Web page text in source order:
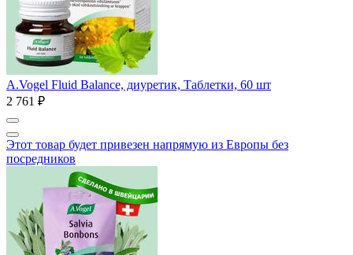
A.Vogel Fluid Balance, диуретик, Таблетки, 60 шт
2 761 ₽
Этот товар будет привезен напрямую из Европы без
посредников